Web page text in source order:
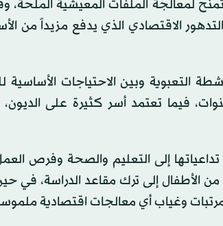
لمعالجة الملفات المعيشية
الاقتصادي الذي يدفع مزيداً من
وبين الاحتياجات الأساسية
فيما تعتمد أسر كثيرة على
تداعياتها إلى التعليم والصحة وفرص
الأطفال إلى ترك مقاعد الدراسة، في
وغياب أي معالجات اقتصادية